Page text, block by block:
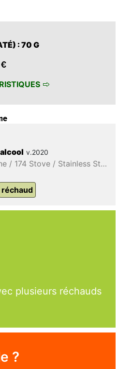
: 70 G
€
v.2020
Campstove 2 / T-2G titane / 174 Stove / Stainless Steel Stove / Titanium Backpacking Wood Burning Stove Small STV-12 / Alcohol Burner / Titanium Siphon Alcohol Stove STV-01 / Alcohol Stove Pot Stand / Titanium Converter Stove / 12-10 Stove / Kojin / Sidewinder Ti-Tri / Réchaud "jojo"
réchaud
plusieurs réchauds
?